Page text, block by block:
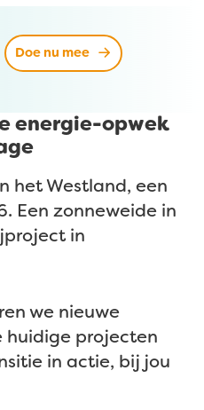
Doe nu mee
energie-opwek
het Westland, een
Een zonneweide in
in
we nieuwe
huidige projecten
in actie, bij jou